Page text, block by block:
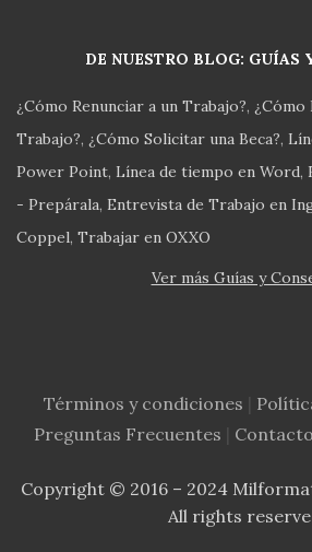
DE NUESTRO BLOG: GUÍAS
¿Cómo Renunciar a un Trabajo? ¿Cómo
Trabajo? ¿Cómo Solicitar una Beca?
Power Point Línea de tiempo en Word
- Prepárala Entrevista de Trabajo en
Coppel Trabajar en OXXO
Ver más Guías y
Términos y condiciones
Preguntas Frecuentes
Contacto
Copyright © 2016 – 2024
All rights